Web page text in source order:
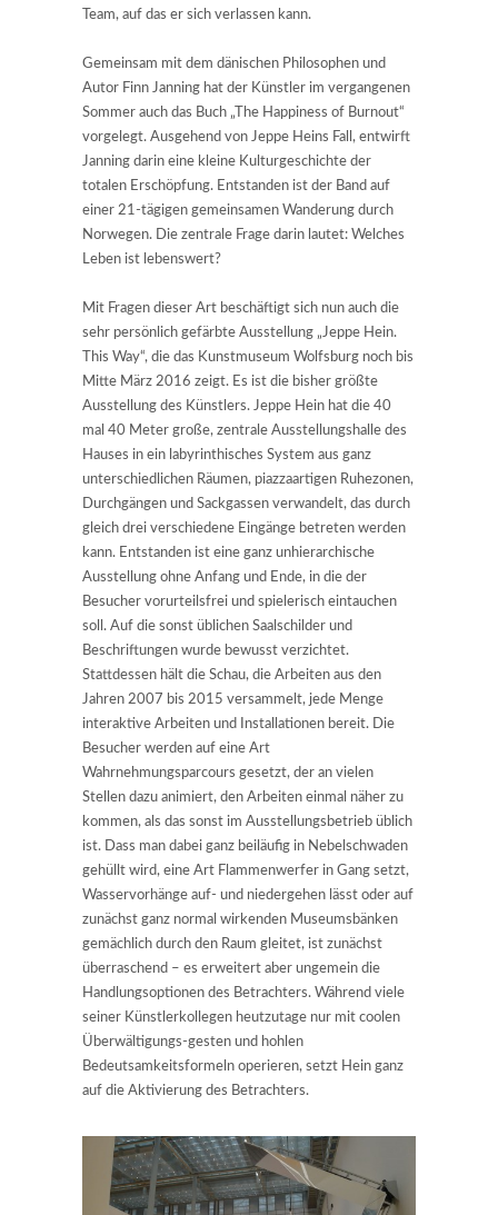
Team, auf das er sich verlassen kann.
Gemeinsam mit dem dänischen Philosophen und
Autor Finn Janning hat der Künstler im vergangenen
Sommer auch das Buch „The Happiness of Burnout“
vorgelegt. Ausgehend von Jeppe Heins Fall, entwirft
Janning darin eine kleine Kulturgeschichte der
totalen Erschöpfung. Entstanden ist der Band auf
einer 21-tägigen gemeinsamen Wanderung durch
Norwegen. Die zentrale Frage darin lautet: Welches
Leben ist lebenswert?
Mit Fragen dieser Art beschäftigt sich nun auch die
sehr persönlich gefärbte Ausstellung „Jeppe Hein.
This Way“, die das Kunstmuseum Wolfsburg noch bis
Mitte März 2016 zeigt. Es ist die bisher größte
Ausstellung des Künstlers. Jeppe Hein hat die 40
mal 40 Meter große, zentrale Ausstellungshalle des
Hauses in ein labyrinthisches System aus ganz
unterschiedlichen Räumen, piazzaartigen Ruhezonen,
Durchgängen und Sackgassen verwandelt, das durch
gleich drei verschiedene Eingänge betreten werden
kann. Entstanden ist eine ganz unhierarchische
Ausstellung ohne Anfang und Ende, in die der
Besucher vorurteilsfrei und spielerisch eintauchen
soll. Auf die sonst üblichen Saalschilder und
Beschriftungen wurde bewusst verzichtet.
Stattdessen hält die Schau, die Arbeiten aus den
Jahren 2007 bis 2015 versammelt, jede Menge
interaktive Arbeiten und Installationen bereit. Die
Besucher werden auf eine Art
Wahrnehmungsparcours gesetzt, der an vielen
Stellen dazu animiert, den Arbeiten einmal näher zu
kommen, als das sonst im Ausstellungsbetrieb üblich
ist. Dass man dabei ganz beiläufig in Nebelschwaden
gehüllt wird, eine Art Flammenwerfer in Gang setzt,
Wasservorhänge auf- und niedergehen lässt oder auf
zunächst ganz normal wirkenden Museumsbänken
gemächlich durch den Raum gleitet, ist zunächst
überraschend – es erweitert aber ungemein die
Handlungsoptionen des Betrachters. Während viele
seiner Künstlerkollegen heutzutage nur mit coolen
Überwältigungs-gesten und hohlen
Bedeutsamkeitsformeln operieren, setzt Hein ganz
auf die Aktivierung des Betrachters.